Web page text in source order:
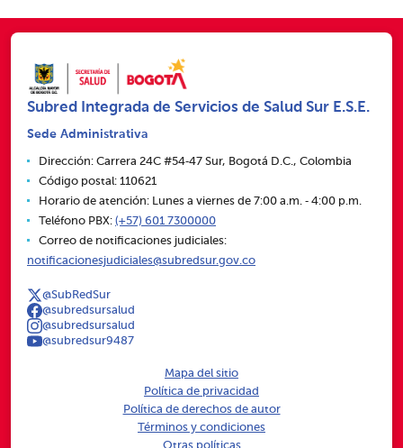
Subred Integrada de Servicios de Salud Sur E.S.E.
Sede Administrativa
Dirección: Carrera 24C #54‑47 Sur, Bogotá D.C., Colombia
Código postal: 110621
Horario de atención: Lunes a viernes de 7:00 a.m. ‑ 4:00 p.m.
Teléfono PBX: (+57) 601 7300000
Correo de notificaciones judiciales:
notificacionesjudiciales@subredsur.gov.co
@SubRedSur
@subredsursalud
@subredsursalud
@subredsur9487
Mapa del sitio
Política de privacidad
Política de derechos de autor
Términos y condiciones
Otras políticas